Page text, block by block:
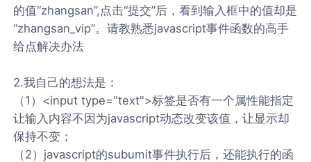
的值“zhangsan”,点击“提交”后，看到输入框中的值却是
“zhangsan_vip”。请教熟悉javascript事件函数的高手
给点解决办法
2.我自己的想法是：
（1）<input type="text">标签是否有一个属性能指定
让输入内容不因为javascript动态改变该值，让显示却
保持不变；
（2）javascript的subumit事件执行后，还能执行的函